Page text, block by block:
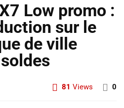
Low promo :
sur le
de ville
81 Views 0